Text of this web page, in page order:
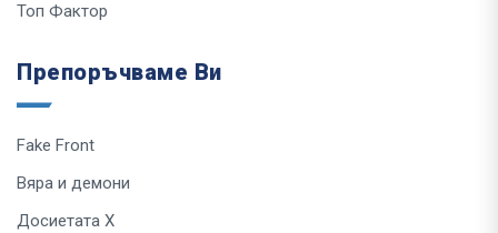
Топ Фактор
Препоръчваме Ви
Fake Front
Вяра и демони
Досиетата Х